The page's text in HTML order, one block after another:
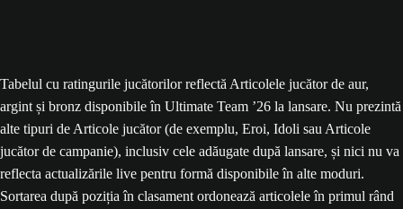
Tabelul cu ratingurile jucătorilor reflectă Articolele jucător de aur,
argint și bronz disponibile în Ultimate Team ’26 la lansare. Nu prezintă
alte tipuri de Articole jucător (de exemplu, Eroi, Idoli sau Articole
jucător de campanie), inclusiv cele adăugate după lansare, și nici nu va
reflecta actualizările live pentru formă disponibile în alte moduri.
Sortarea după poziția în clasament ordonează articolele în primul rând